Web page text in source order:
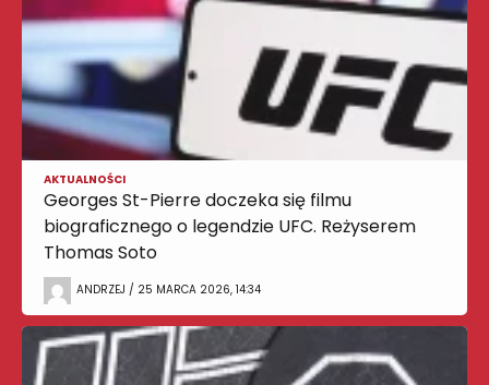
AKTUALNOŚCI
Georges St-Pierre doczeka się filmu
biograficznego o legendzie UFC. Reżyserem
Thomas Soto
ANDRZEJ / 25 MARCA 2026, 14:34